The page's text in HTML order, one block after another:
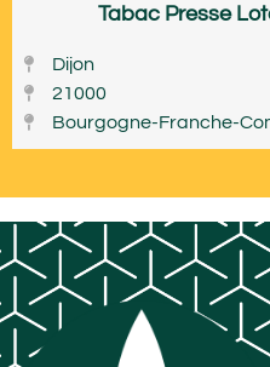
Tabac Presse
Dijon
21000
Bourgogne-Franche-